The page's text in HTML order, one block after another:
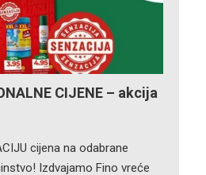
CIJENE – akcija
cijena na odabrane
Izdvajamo Fino vreće